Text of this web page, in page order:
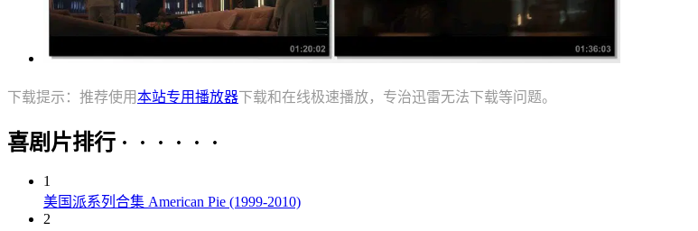
下载提示：推荐使用本站专用播放器下载和在线极速播放，专治迅雷无法下载等问题。
喜剧片排行 · · · · · ·
1
美国派系列合集 American Pie (1999-2010)
2